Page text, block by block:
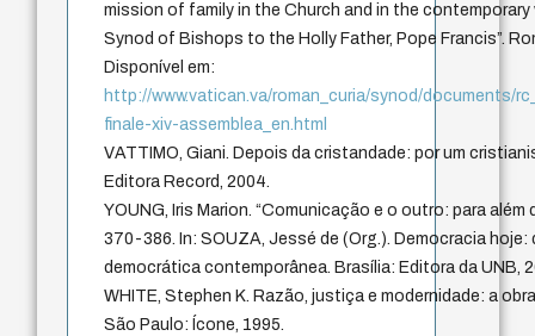
mission of family in the Church and in the
Synod of Bishops to the Holly Father, Pope Francis”.
Disponível em:
http://www.vatican.va/roman_curia/synod/documents/
finale-xiv-assemblea_en.html
VATTIMO, Giani. Depois da cristandade: por um
Editora Record, 2004.
YOUNG, Iris Marion. “Comunicação e o outro: para além
370-386. In: SOUZA, Jessé de (Org.). Democracia
democrática contemporânea. Brasília: Editora da UNB,
WHITE, Stephen K. Razão, justiça e modernidade: a
São Paulo: Ícone, 1995.